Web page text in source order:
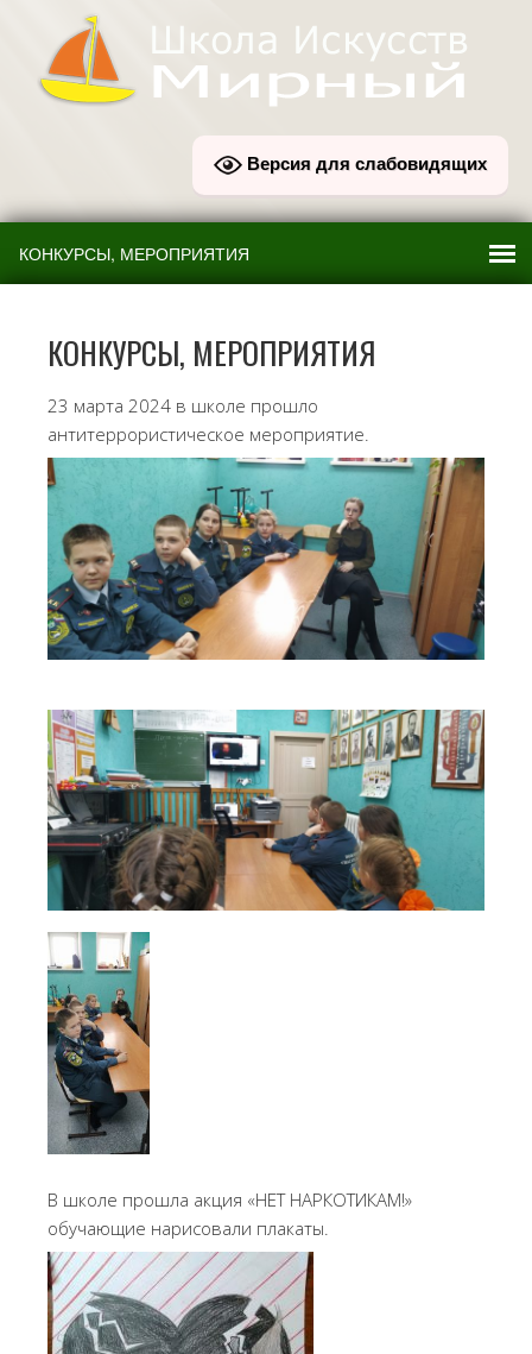
Версия для слабовидящих
КОНКУРСЫ, МЕРОПРИЯТИЯ
23 марта 2024 в школе прошло
антитеррористическое мероприятие.
В школе прошла акция «НЕТ НАРКОТИКАМ!»
обучающие нарисовали плакаты.